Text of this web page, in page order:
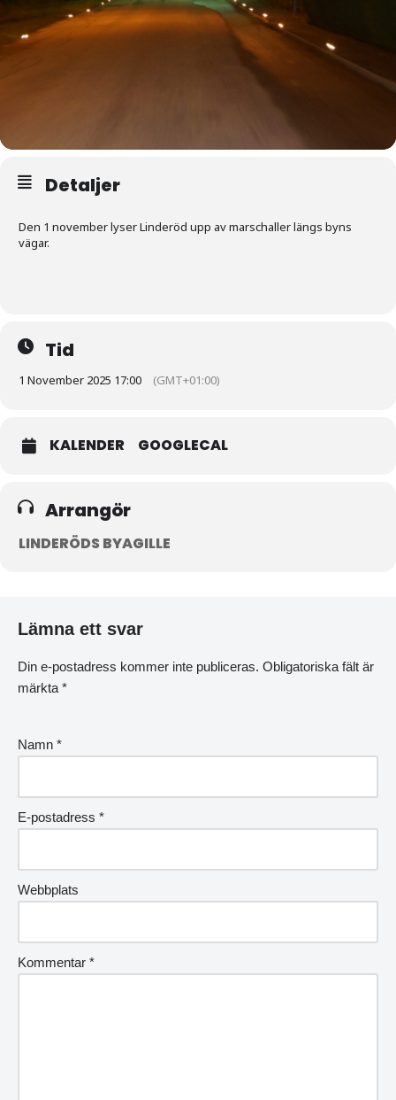
Detaljer
Den 1 november lyser Linderöd upp av marschaller längs byns
vägar.
Tid
1 November 2025 17:00 (GMT+01:00)
KALENDER GOOGLECAL
Arrangör
LINDERÖDS BYAGILLE
Lämna ett svar
Din e-postadress kommer inte publiceras. Obligatoriska fält är
märkta *
Namn *
E-postadress *
Webbplats
Kommentar *